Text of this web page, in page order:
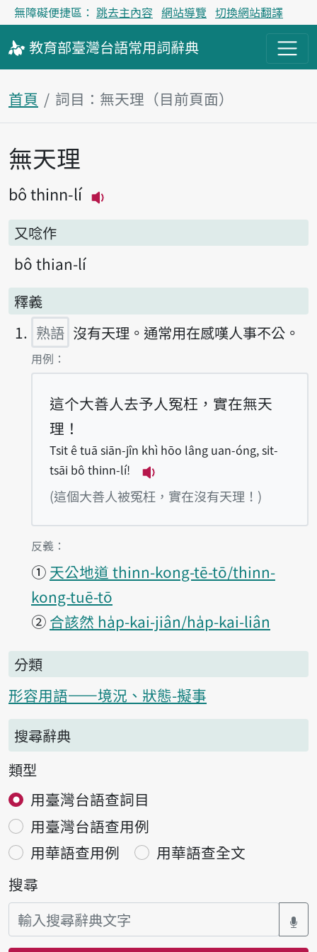
無障礙便捷區： 跳去主內容 網站導覽 切換網站翻譯
教育部臺灣台語常用詞辭典
首頁 詞目：無天理（目前頁面）
主內容區塊
無天理
bô thinn-lí
又唸作
bô thian-lí
釋義
熟語 沒有天理。通常用在感嘆人事不公。
第1項釋義的
用例：
這个大善人去予人冤枉，實在無天
理！
Tsit ê tuā siān-jîn khì hōo lâng uan-óng, si̍t-
tsāi bô thinn-lí!
播放例句Tsit ê tuā siān-
(這個大善人被冤枉，實在沒有天理！)
第1項釋義的
反義：
① 天公地道 thinn-kong-tē-tō/thinn-
kong-tuē-tō
② 合該然 ha̍p-kai-jiân/ha̍p-kai-liân
分類
形容用語——境況、狀態-擬事
搜尋辭典
類型
用臺灣台語查詞目
用臺灣台語查用例
用華語查用例
用華語查全文
搜尋